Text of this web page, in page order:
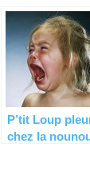
P’tit Loup
chez la